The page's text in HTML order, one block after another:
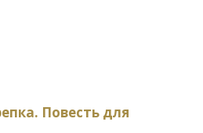
Повесть для